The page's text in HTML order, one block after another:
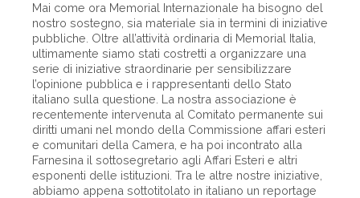
Mai come ora Memorial Internazionale ha bisogno del
nostro sostegno, sia materiale sia in termini di iniziative
pubbliche. Oltre all’attività ordinaria di Memorial Italia,
ultimamente siamo stati costretti a organizzare una
serie di iniziative straordinarie per sensibilizzare
l’opinione pubblica e i rappresentanti dello Stato
italiano sulla questione. La nostra associazione è
recentemente intervenuta al Comitato permanente sui
diritti umani nel mondo della Commissione affari esteri
e comunitari della Camera, e ha poi incontrato alla
Farnesina il sottosegretario agli Affari Esteri e altri
esponenti delle istituzioni. Tra le altre nostre iniziative,
abbiamo appena sottotitolato in italiano un reportage